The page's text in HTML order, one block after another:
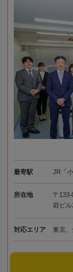
最寄駅 JR「
所在地
〒
岩ビ
対応エリア 東京